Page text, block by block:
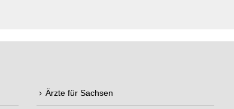
Ärzte für Sachsen